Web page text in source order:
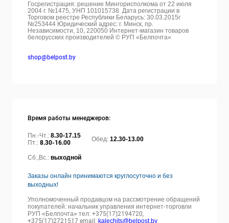
Госрегистрация: решение Мингорисполкома от 22 июля
2004 г. №1475, УНП 101015738. Дата регистрации в
Торговом реестре Республики Беларусь: 30.03.2015г
№253444 Юридический адрес: г. Минск, пр.
Независимости, 10, 220050 Интернет-магазин товаров
белорусских производителей © РУП «Белпочта»
shop@belpost.by
Время работы менеджеров:
Пн.-Чт.: 8.30-17.15
Пт.: 8.30-16.00 Обед: 12.30-13.00
Сб.,Вс.: выходной
Заказы онлайн принимаются круглосуточно и без
выходных!
Уполномоченный продавцом на рассмотрение обращений
покупателей: начальник управления интернет-торговли
РУП «Белпочта» тел: +375(17)2194720,
+375(17)2721517 email: kalechits@belpost.by